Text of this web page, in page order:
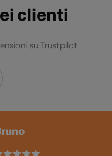
clienti
su Trustpilot